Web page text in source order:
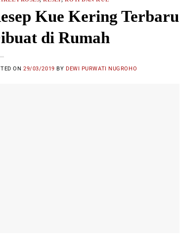
Kue Kering
di Rumah
ON29/03/2019 BY DEWI PURWATI NUGROHO